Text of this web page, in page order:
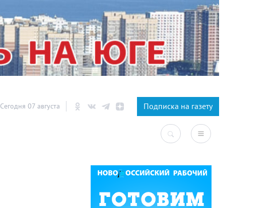
Сегодня 07 августа Подписка на газету